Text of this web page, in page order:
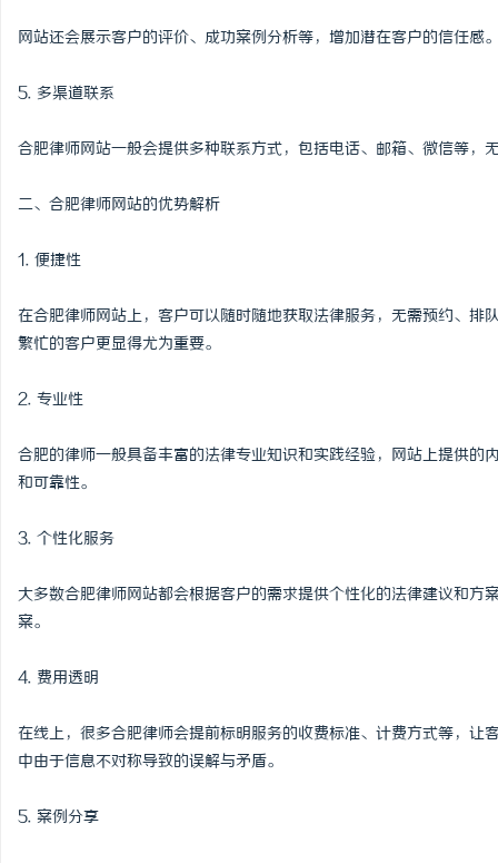
网站还会展示客户的评价、成功案例分析等，增加潜在客户的信任
5. 多渠道联系
合肥律师网站一般会提供多种联系方式，包括电话、邮箱、微信等，
二、合肥律师网站的优势解析
1. 便捷性
在合肥律师网站上，客户可以随时随地获取法律服务，无需预约、
繁忙的客户更显得尤为重要。
2. 专业性
合肥的律师一般具备丰富的法律专业知识和实践经验，网站上提供
和可靠性。
3. 个性化服务
大多数合肥律师网站都会根据客户的需求提供个性化的法律建议和
案。
4. 费用透明
在线上，很多合肥律师会提前标明服务的收费标准、计费方式等，
中由于信息不对称导致的误解与矛盾。
5. 案例分享